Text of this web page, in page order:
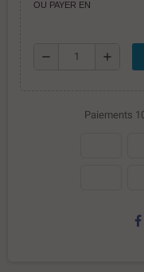
OU PAYER EN
remove add
Paiements